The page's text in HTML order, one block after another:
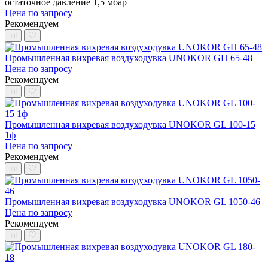
Цена по запросу
Рекомендуем
Промышленная вихревая воздуходувка UNOKOR GH 65-48
Цена по запросу
Рекомендуем
Промышленная вихревая воздуходувка UNOKOR GL 100-15
1ф
Цена по запросу
Рекомендуем
Промышленная вихревая воздуходувка UNOKOR GL 1050-46
Цена по запросу
Рекомендуем